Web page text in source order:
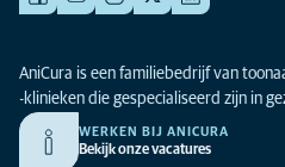
AniCura is een familiebedrijf van
-klinieken die gespecialiseerd zijn in
WERKEN BIJ ANICURA
Bekijk onze vacatures